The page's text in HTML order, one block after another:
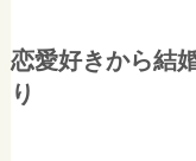
恋愛好きから結
り